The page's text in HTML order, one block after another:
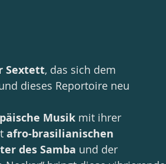
Sextett, das sich dem
dieses Reportoire neu
Musik mit ihrer
afro-brasilianischen
des Samba und der